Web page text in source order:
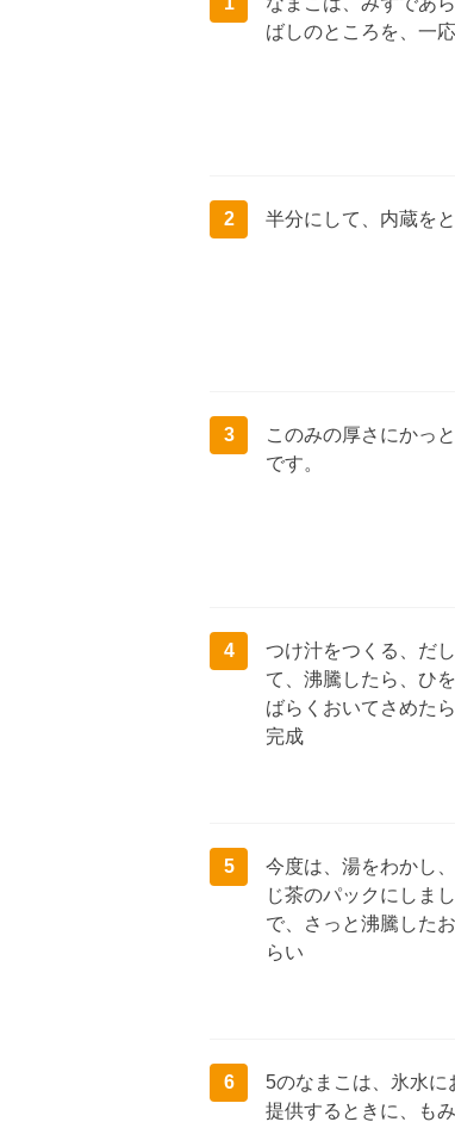
ばしのところを、一
2 半分にして、内蔵をと
3
このみの厚さにかっ
です。
4
つけ汁をつくる、だ
て、沸騰したら、ひ
ばらくおいてさめた
完成
5
今度は、湯をわかし
じ茶のパックにしま
で、さっと沸騰した
らい
6
5のなまこは、氷水に
提供するときに、も